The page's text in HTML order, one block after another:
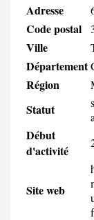
Adresse
Code postal
Ville
Département
Région
Statut
Début
d'activité
Site web